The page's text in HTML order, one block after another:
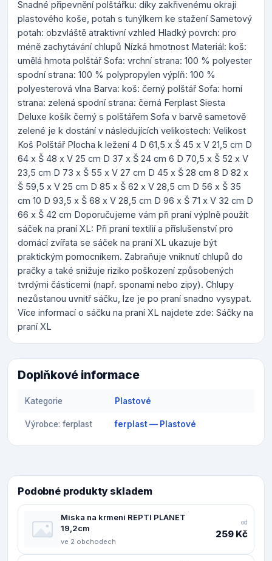
Snadné připevnění polštářku: díky zakřivenému okraji
plastového koše, potah s tunýlkem ke stažení Sametový
potah: obzvláště atraktivní vzhled Hladký povrch: pro
méně zachytávání chlupů Nízká hmotnost Materiál: koš:
umělá hmota polštář Sofa: vrchní strana: 100 % polyester
spodní strana: 100 % polypropylen výplň: 100 %
polyesterová vlna Barva: koš: černý polštář Sofa: horní
strana: zelená spodní strana: černá Ferplast Siesta
Deluxe košík černý s polštářem Sofa v barvě sametově
zelené je k dostání v následujících velikostech: Velikost
Koš Polštář Plocha k ležení 4 D 61,5 x Š 45 x V 21,5 cm D
64 x Š 48 x V 25 cm D 37 x Š 24 cm 6 D 70,5 x Š 52 x V
23,5 cm D 73 x Š 55 x V 27 cm D 45 x Š 28 cm 8 D 82 x
Š 59,5 x V 25 cm D 85 x Š 62 x V 28,5 cm D 56 x Š 35
cm 10 D 93,5 x Š 68 x V 28,5 cm D 96 x Š 71 x V 32 cm D
66 x Š 42 cm Doporučujeme vám při praní výplně použít
sáček na praní XL: Při praní textilií a příslušenství pro
domácí zvířata se sáček na praní XL ukazuje být
praktickým pomocníkem. Zabraňuje vniknutí chlupů do
pračky a také snižuje riziko poškození způsobených
tvrdými částicemi (např. sponami nebo zipy). Chlupy
nezůstanou uvnitř sáčku, lze je po praní snadno vysypat.
Více informací o sáčku na praní XL najdete zde: Sáčky na
praní XL
Doplňkové informace
Kategorie Plastové
Výrobce: ferplast ferplast — Plastové
Podobné produkty skladem
Miska na krmení REPTI PLANET
19,2cm
ve 2 obchodech
od
259 Kč